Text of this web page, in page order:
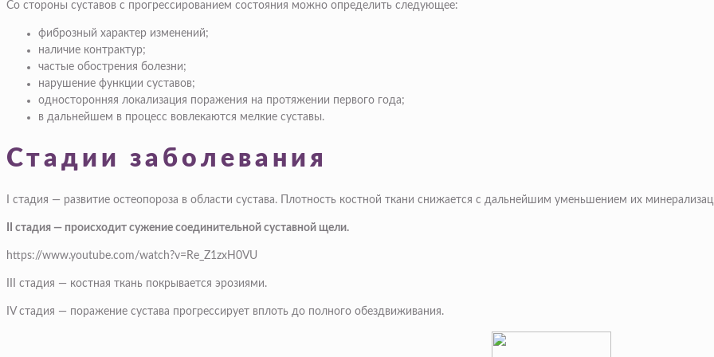
Со стороны суставов с прогрессированием состояния можно определить следующее:
фиброзный характер изменений;
наличие контрактур;
частые обострения болезни;
нарушение функции суставов;
односторонняя локализация поражения на протяжении первого года;
в дальнейшем в процесс вовлекаются мелкие суставы.
Стадии заболевания
I стадия — развитие остеопороза в области сустава. Плотность костной ткани снижается с дальнейшим уменьшением их
II стадия — происходит сужение соединительной суставной щели.
https://www.youtube.com/watch?v=Re_Z1zxH0VU
III стадия — костная ткань покрывается эрозиями.
IV стадия — поражение сустава прогрессирует вплоть до полного обездвиживания.